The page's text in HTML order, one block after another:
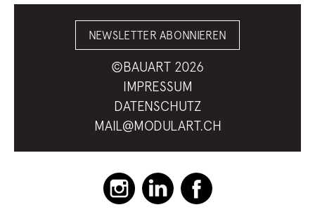
NEWSLETTER ABONNIEREN
©BAUART 2026
IMPRESSUM
DATENSCHUTZ
MAIL@MODULART.CH